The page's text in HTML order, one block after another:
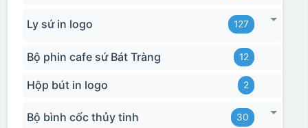
Ly sứ in logo 127
Bộ phin cafe sứ Bát Tràng 12
Hộp bút in logo 2
Bộ bình cốc thủy tinh 30